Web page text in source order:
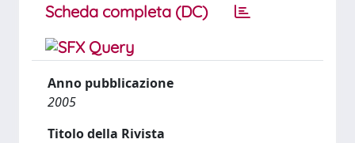
Scheda completa (DC)
Anno pubblicazione
2005
Titolo della Rivista